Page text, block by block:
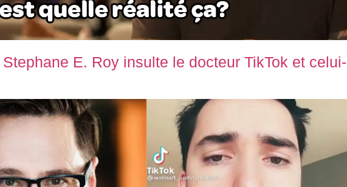
E. Roy insulte le docteur TikTok et celui-